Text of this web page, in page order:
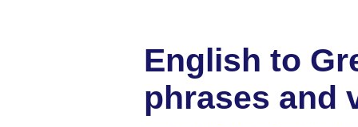
English to
phrases and